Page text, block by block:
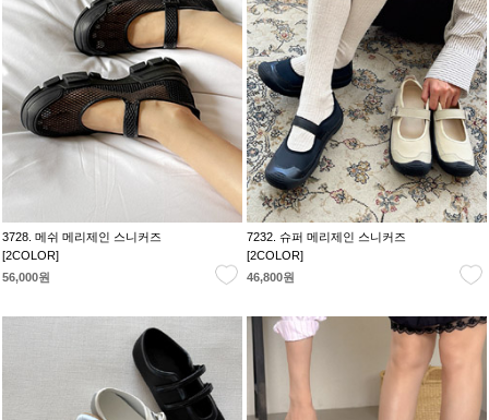
3728. 메쉬 메리제인 스니커즈
[2COLOR]
56,000원
7232. 슈퍼 메리제인 스니커즈
[2COLOR]
46,800원